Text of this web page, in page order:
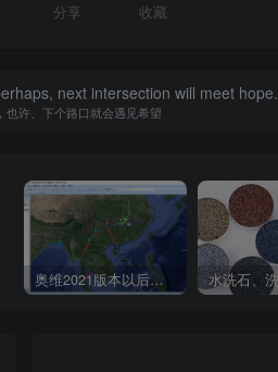
分享 收藏
next intersection will meet hope.
也许、下个路口就会遇见希望
奥维2021版本以后不能用谷歌地图？最新解决办法苹果安卓电脑